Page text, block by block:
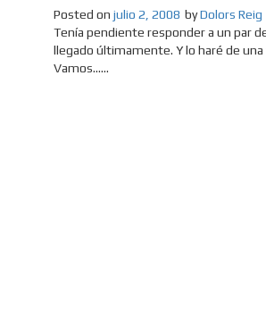
Posted on julio 2, 2008 byDolors Reig
Tenía pendiente responder a un par
llegado últimamente. Y lo haré de
Vamos......